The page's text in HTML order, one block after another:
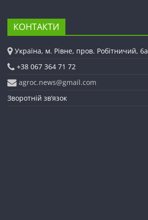
КОНТАКТИ
Україна, м. Рівне, пров. Робітничий, 6а
+38 067 364 71 72
agroc.news@gmail.com
Зворотній зв’язок